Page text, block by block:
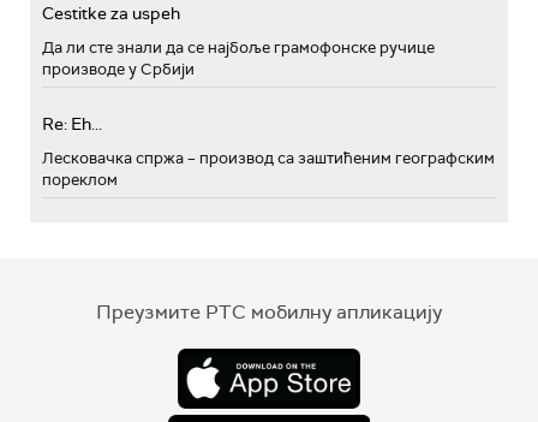
Cestitke za uspeh
Да ли сте знали да се најбоље грамофонске ручице
производе у Србији
Re: Eh...
Лесковачка спржа – производ са заштићеним географским
пореклом
Преузмите РТС мобилну апликацију